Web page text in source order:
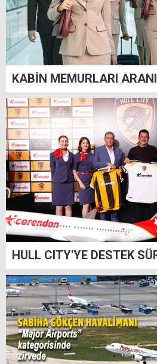
KABİN MEMURLARI
HULL CITY'YE DESTEK